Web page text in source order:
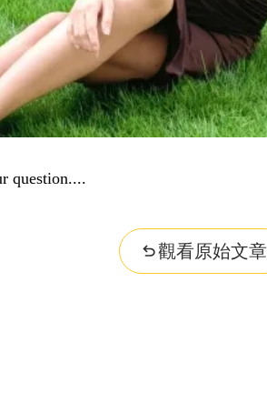
question...
觀看原始文章